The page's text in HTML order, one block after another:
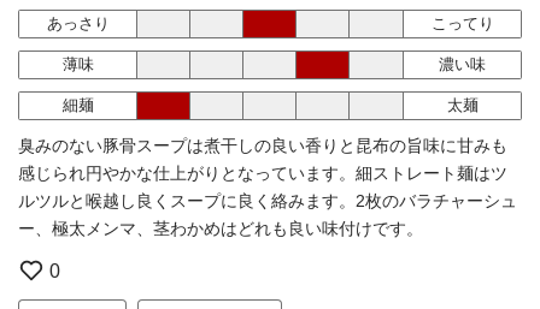
あっさり こってり
薄味 濃い味
細麺 太麺
臭みのない豚骨スープは煮干しの良い香りと昆布の旨味に甘みも
感じられ円やかな仕上がりとなっています。細ストレート麺はツ
ルツルと喉越し良くスープに良く絡みます。2枚のバラチャーシュ
ー、極太メンマ、茎わかめはどれも良い味付けです。
0